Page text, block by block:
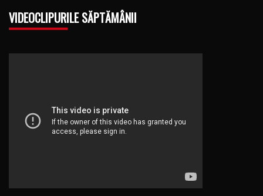
VIDEOCLIPURILE SĂPTĂMÂNII